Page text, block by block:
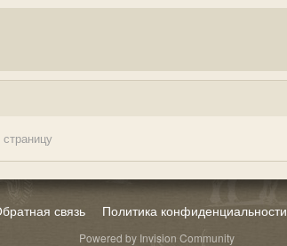
связь Политика конфиденциальности
Powered by Invision Community